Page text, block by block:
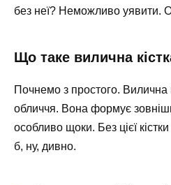
без неї? Неможливо уявити.
Що таке вилична
Почнемо з простого. Вилична
обличчя. Вона формує
особливо щоки. Без цієї
б, ну, дивно.